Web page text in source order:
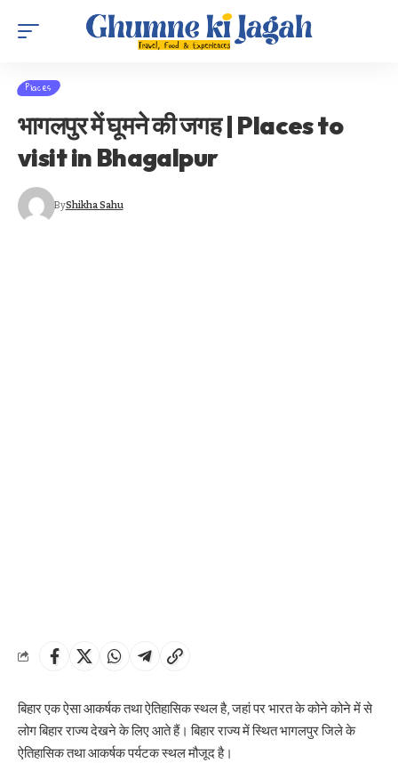
Places
भागलपुर में घूमने की जगह | Places to
visit in Bhagalpur
ByShikha Sahu
बिहार एक ऐसा आकर्षक तथा ऐतिहासिक स्थल है, जहां पर भारत के कोने कोने में से
लोग बिहार राज्य देखने के लिए आते हैं। बिहार राज्य में स्थित भागलपुर जिले के
ऐतिहासिक तथा आकर्षक पर्यटक स्थल मौजूद है।